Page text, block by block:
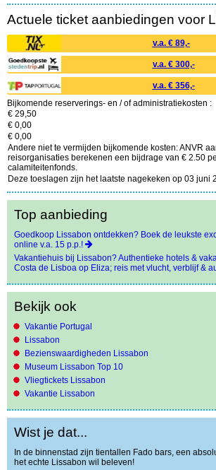
Top aanbieding
Goedkoop Lissabon ontdekken? Boek de leukste
online v.a. 15 p.p.!
Vakantiehuis bij Lissabon? Authentieke hotels &
Costa de Lisboa op Eliza; reis met vlucht, verblijf &
Bekijk ook
Vakantie Portugal
Lissabon
Bezienswaardigheden Lissabon
Museum Lissabon Top 10
Vliegtickets Lissabon
Vakantie Lissabon
Wist je dat...
In de binnenstad zijn tientallen Fado bars, een
het echte Lissabon wil beleven!
Actuele ticket aanbiedingen voor
v.a. € 89,-
v.a. € 300,-
v.a. € 356,-
Bijkomende reserverings- en / of administratiekosten :
€ 29,50
€ 0,00
€ 0,00
Andere niet te vermijden bijkomende kosten: ANVR
reisorganisaties berekenen een bijdrage van € 2.50
calamiteitenfonds.
Deze toeslagen zijn het laatste nagekeken op 03 juni